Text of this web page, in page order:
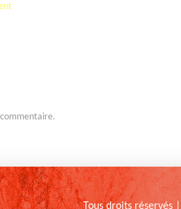
Tous droits réservés |